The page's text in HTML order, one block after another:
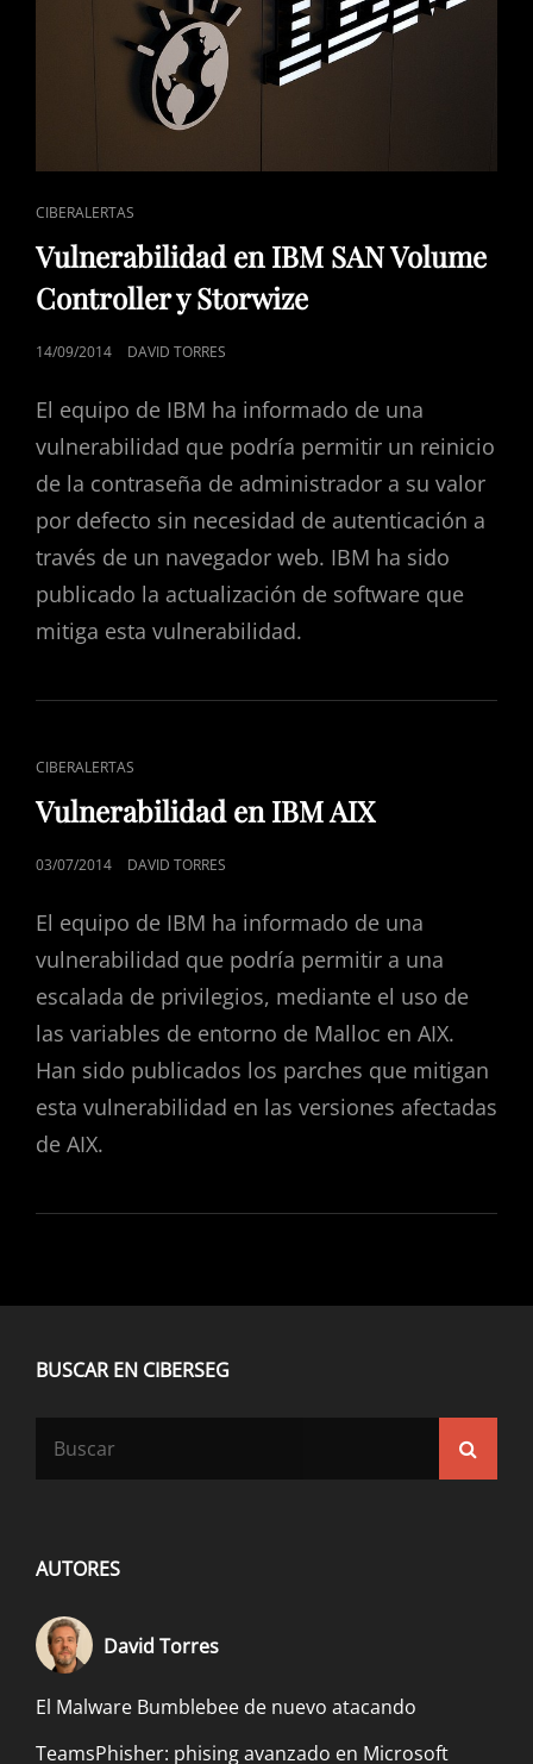
ENLACES
DE
CATEGORÍAS
CIBERALERTAS
Vulnerabilidad en IBM SAN Volume
Controller y Storwize
PUBLICADO
14/09/2014 DAVID TORRES
El equipo de IBM ha informado de una
vulnerabilidad que podría permitir un reinicio
de la contraseña de administrador a su valor
por defecto sin necesidad de autenticación a
través de un navegador web. IBM ha sido
publicado la actualización de software que
mitiga esta vulnerabilidad.
ENLACES
DE
CATEGORÍAS
CIBERALERTAS
Vulnerabilidad en IBM AIX
PUBLICADO
03/07/2014 DAVID TORRES
El equipo de IBM ha informado de una
vulnerabilidad que podría permitir a una
escalada de privilegios, mediante el uso de
las variables de entorno de Malloc en AIX.
Han sido publicados los parches que mitigan
esta vulnerabilidad en las versiones afectadas
de AIX.
BUSCAR EN CIBERSEG
AUTORES
David Torres
El Malware Bumblebee de nuevo atacando
TeamsPhisher: phising avanzado en Microsoft